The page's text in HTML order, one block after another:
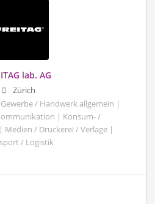
lab. AG
Zürich
/ Handwerk allgemein |
| Konsum- /
/ Druckerei / Verlage |
/ Logistik